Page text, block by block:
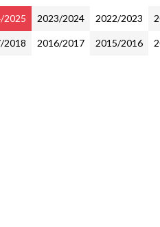
2025 2023/2024 2022/2023
2018 2016/2017 2015/2016